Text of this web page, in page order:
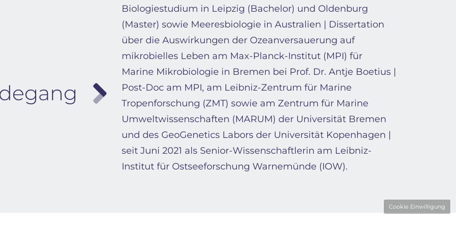
Biologiestudium in Leipzig (Bachelor) und Oldenburg
(Master) sowie Meeresbiologie in Australien | Dissertation
über die Auswirkungen der Ozeanversauerung auf
mikrobielles Leben am Max-Planck-Institut (MPI) für
Marine Mikrobiologie in Bremen bei Prof. Dr. Antje Boetius |
Post-Doc am MPI, am Leibniz-Zentrum für Marine
Tropenforschung (ZMT) sowie am Zentrum für Marine
Umweltwissenschaften (MARUM) der Universität Bremen
und des GeoGenetics Labors der Universität Kopenhagen |
seit Juni 2021 als Senior-Wissenschaftlerin am Leibniz-
Institut für Ostseeforschung Warnemünde (IOW).
Cookie Einwilligung